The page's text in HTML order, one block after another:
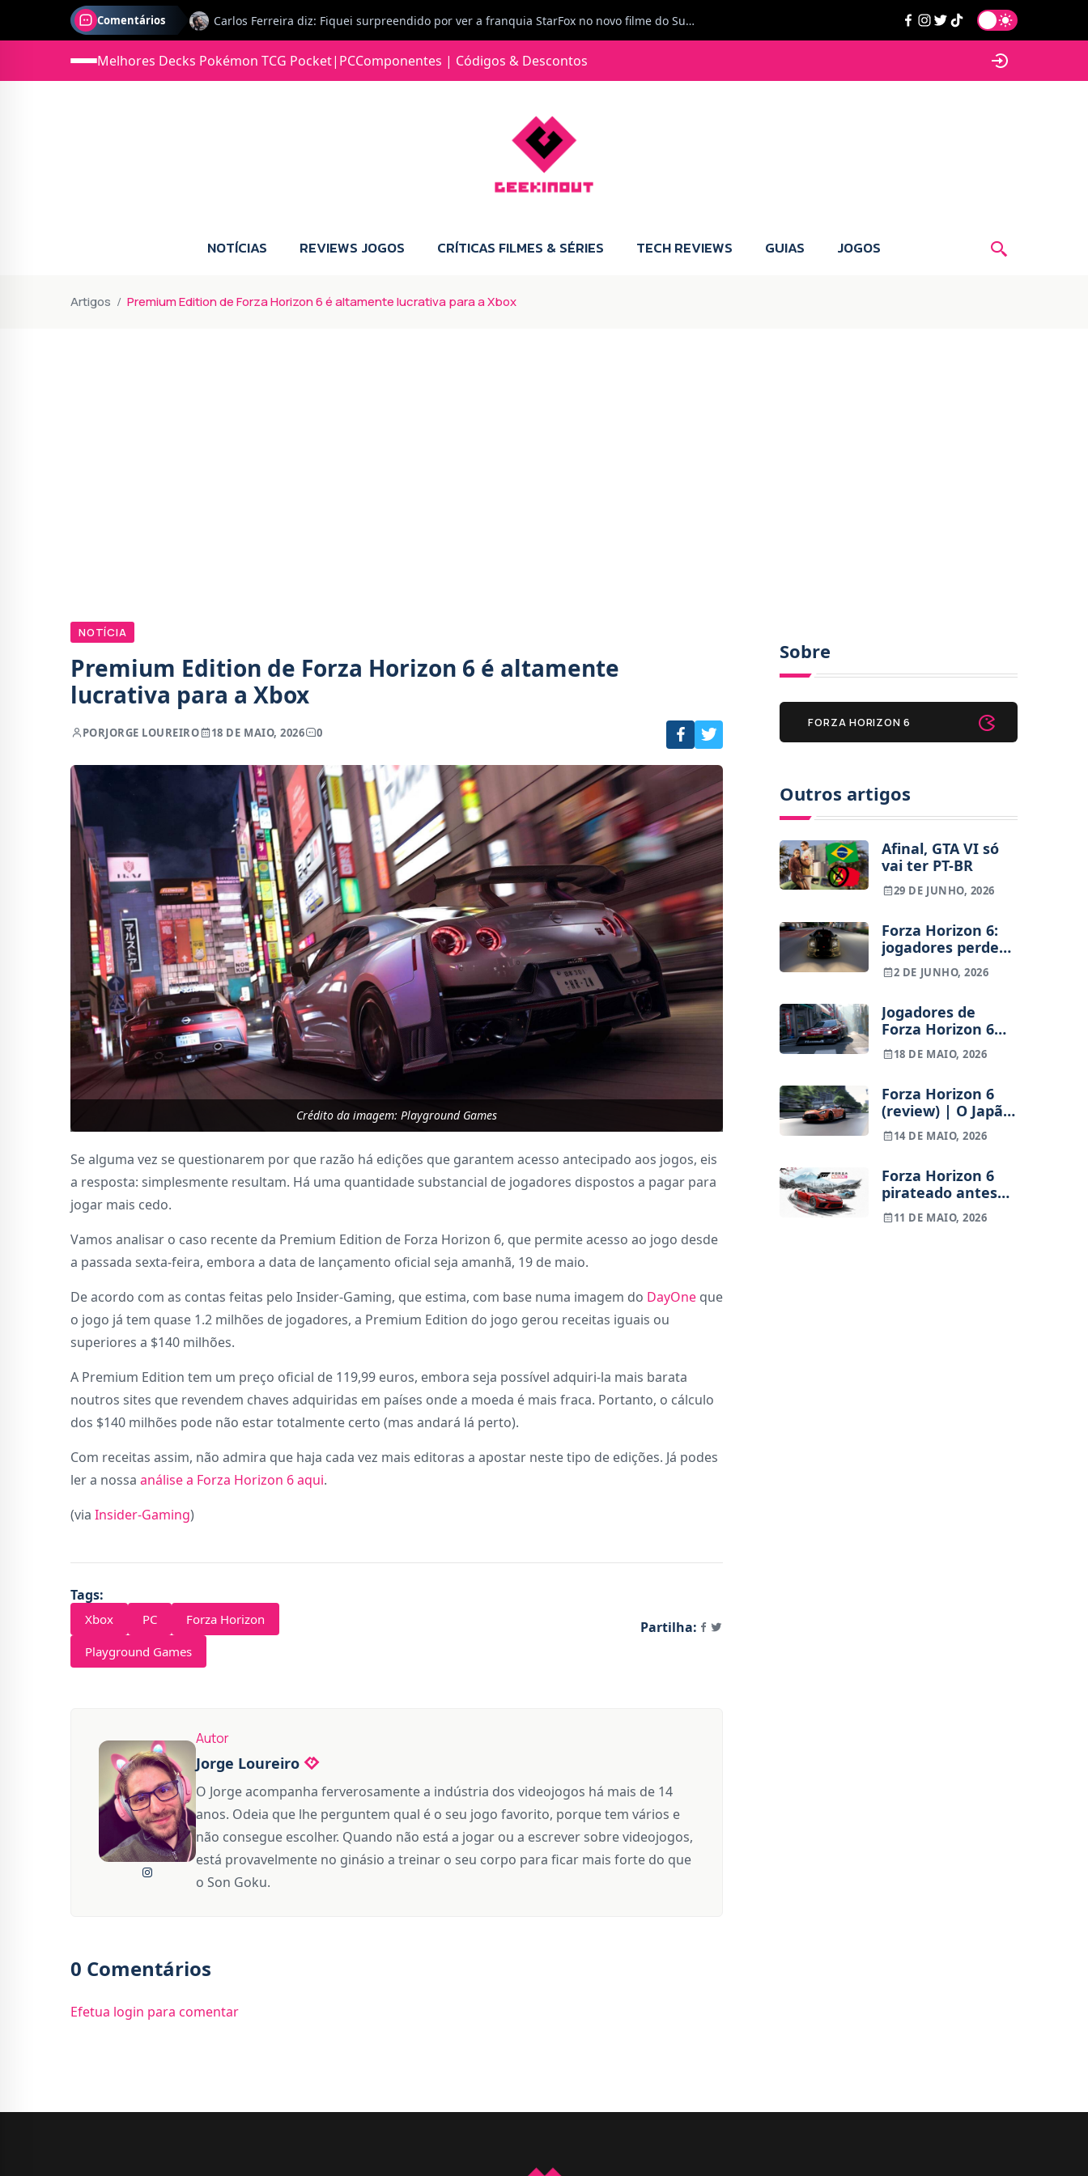
Comentários Jorge Loureiro | Fearme diz: A versão da Switch 2 tem censura... mas também não perdes muito.
Jonas diz: Estou seriamente com vontade para comprar para a Switch 2 :P
Jorge Loureiro | Fearme diz: Boas, obrigado pelo teu comentário. Talvez seja verdade que a Microsoft está a tentar redefinir o futuro dos jogos, mas para uma marca que já trocou de estratégia tantas vezes, é difícil acreditar em mais uma virada de direção. Basta lembrar do Kinect, da aposta no cloud gaming, ou mesmo do discurso de que os exclusivos eram "essenciais": todas essas promessas acabaram por perder força com o tempo. Além disso, há um ponto chave que estás a ignorar: as consolas Xbox. Está à vista que foram praticamente abandonadas. Quem comprou uma Xbox Series X a pensar que ia ser a máquina indispensável para jogar exclusivos, ficou a arder, porque hoje esses jogos chegam também ao PC e, cada vez mais, até à concorrência. Isso mina a identidade da marca e enfraquece a confiança dos jogadores. A PlayStation até pode estar a lançar alguns jogos na Xbox como o Helldivers 2, mas não é o catálogo inteiro. Desta forma, as consolas PS5 continuam a ter valor.
Melhores Decks Pokémon TCG Pocket| PCComponentes | Códigos & Descontos
NOTÍCIAS REVIEWS JOGOS CRÍTICAS FILMES & SÉRIES TECH REVIEWS GUIAS JOGOS
Artigos Premium Edition de Forza Horizon 6 é altamente lucrativa para a Xbox
NOTÍCIA
Premium Edition de Forza Horizon 6 é altamente
lucrativa para a Xbox
PORJORGE LOUREIRO 18 DE MAIO, 2026 0
Crédito da imagem: Playground Games
Se alguma vez se questionarem por que razão há edições que garantem acesso antecipado aos jogos, eis
a resposta: simplesmente resultam. Há uma quantidade substancial de jogadores dispostos a pagar para
jogar mais cedo.
Vamos analisar o caso recente da Premium Edition de Forza Horizon 6, que permite acesso ao jogo desde
a passada sexta-feira, embora a data de lançamento oficial seja amanhã, 19 de maio.
De acordo com as contas feitas pelo Insider-Gaming, que estima, com base numa imagem do DayOne que
o jogo já tem quase 1.2 milhões de jogadores, a Premium Edition do jogo gerou receitas iguais ou
superiores a $140 milhões.
A Premium Edition tem um preço oficial de 119,99 euros, embora seja possível adquiri-la mais barata
noutros sites que revendem chaves adquiridas em países onde a moeda é mais fraca. Portanto, o cálculo
dos $140 milhões pode não estar totalmente certo (mas andará lá perto).
Com receitas assim, não admira que haja cada vez mais editoras a apostar neste tipo de edições. Já podes
ler a nossa análise a Forza Horizon 6 aqui.
(via Insider-Gaming)
Tags:
Xbox PC
Forza Horizon
Playground Games
Partilha:
Autor
Jorge Loureiro
O Jorge acompanha ferverosamente a indústria dos videojogos há mais de 14
anos. Odeia que lhe perguntem qual é o seu jogo favorito, porque tem vários e
não consegue escolher. Quando não está a jogar ou a escrever sobre videojogos,
está provavelmente no ginásio a treinar o seu corpo para ficar mais forte do que
o Son Goku.
0 Comentários
Efetua login para comentar
Sobre
FORZA HORIZON 6
Outros artigos
Afinal, GTA VI só
vai ter PT-BR
29 DE JUNHO, 2026
Forza Horizon 6:
jogadores perdem
save com
centenas de horas
2 DE JUNHO, 2026
Jogadores de
Forza Horizon 6
queixam-se da IA
artificial e injusta
18 DE MAIO, 2026
Forza Horizon 6
(review) | O Japão
que pedimos, na
fórmula que já
14 DE MAIO, 2026
Forza Horizon 6
pirateado antes
do lançamento
11 DE MAIO, 2026